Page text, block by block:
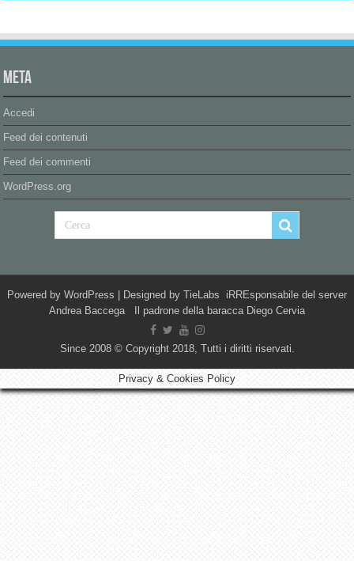
Meta
Accedi
Feed dei contenuti
Feed dei commenti
WordPress.org
Powered by WordPress | Designed by TieLabs iRREsponsabile del server
Andrea Baccega Il padrone della baracca Diego Cervia
Since 2008 © Copyright 2018, Tutti i diritti riservati.
Privacy & Cookies Policy